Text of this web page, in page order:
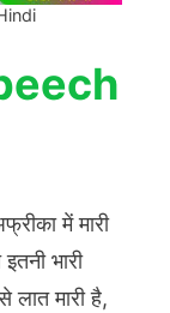
में मारी
भारी
मारी है,